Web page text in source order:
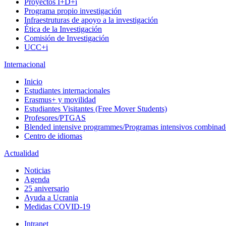
Proyectos I+D+i
Programa propio investigación
Infraestruturas de apoyo a la investigación
Ética de la Investigación
Comisión de Investigación
UCC+i
Internacional
Inicio
Estudiantes internacionales
Erasmus+ y movilidad
Estudiantes Visitantes (Free Mover Students)
Profesores/PTGAS
Blended intensive programmes/Programas intensivos
Centro de idiomas
Actualidad
Noticias
Agenda
25 aniversario
Ayuda a Ucrania
Medidas COVID-19
Intranet